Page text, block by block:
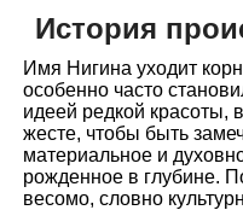
История
Имя Нигина уходит
особенно часто
идеей редкой красоты,
жесте, чтобы быть
материальное и
рожденное в глубине.
весомо, словно